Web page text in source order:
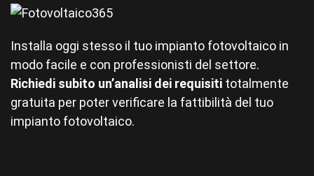
Installa oggi stesso il tuo impianto fotovoltaico in
modo facile e con professionisti del settore.
Richiedi subito un’analisi dei requisiti totalmente
gratuita per poter verificare la fattibilità del tuo
impianto fotovoltaico.